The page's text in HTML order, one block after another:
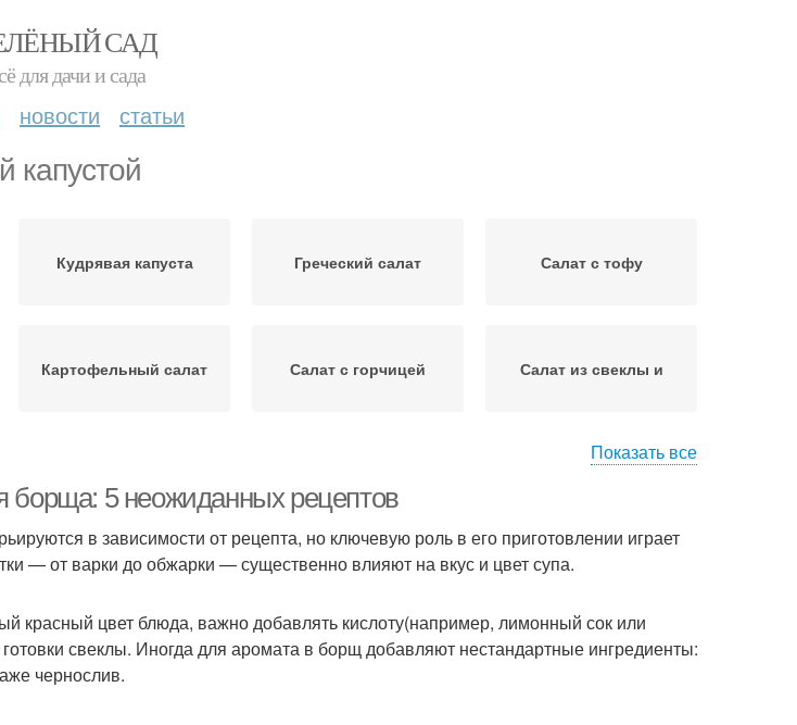
САД
для дачи и сада
новости статьи
капустой
Кудрявая капуста Греческий салат Салат с тофу
Картофельный салат Салат с горчицей Салат из свеклы и
Салат из пекинской
Салаты из пекинской
Пекинская капуста
Показать все
борща: 5 неожиданных рецептов
в зависимости от рецепта, но ключевую роль в его приготовлении играет
— от варки до обжарки — существенно влияют на вкус и цвет супа.
красный цвет блюда, важно добавлять кислоту(например, лимонный сок или
свеклы. Иногда для аромата в борщ добавляют нестандартные ингредиенты:
чернослив.